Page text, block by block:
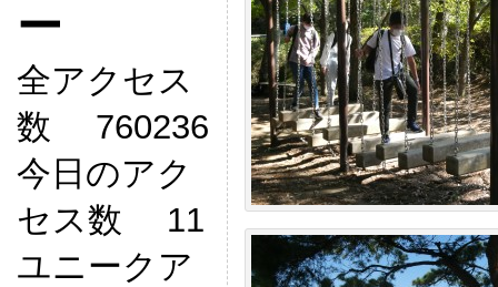
ー
全アクセス
数 760236
今日のアク
セス数 11
ユニークア